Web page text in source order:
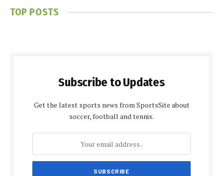
TOP POSTS
Subscribe to Updates
Get the latest sports news from SportsSite about
soccer, football and tennis.